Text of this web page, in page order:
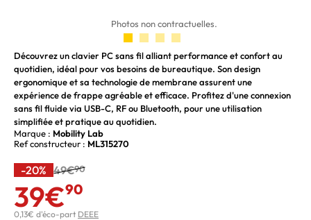
Photos non contractuelles.
Découvrez un clavier PC sans fil alliant performance et confort au
quotidien, idéal pour vos besoins de bureautique. Son design
ergonomique et sa technologie de membrane assurent une
expérience de frappe agréable et efficace. Profitez d'une connexion
sans fil fluide via USB-C, RF ou Bluetooth, pour une utilisation
simplifiée et pratique au quotidien.
Marque : Mobility Lab
Ref constructeur : ML315270
-20% 49€90
39€90
0,13€ d'éco-part DEEE